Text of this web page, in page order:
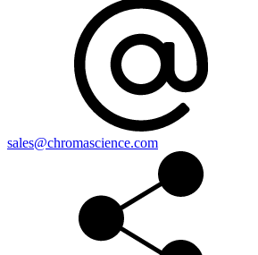
sales@chromascience.com